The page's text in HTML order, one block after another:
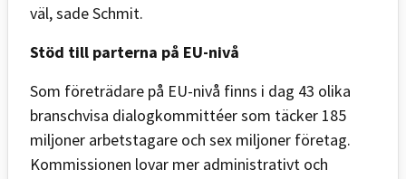
väl, sade Schmit.
Stöd till parterna på EU-nivå
Som företrädare på EU-nivå finns i dag 43 olika
branschvisa dialogkommittéer som täcker 185
miljoner arbetstagare och sex miljoner företag.
Kommissionen lovar mer administrativt och